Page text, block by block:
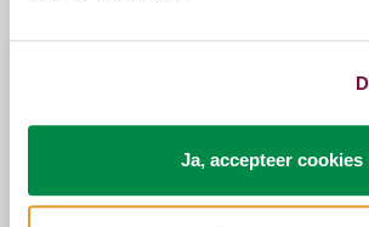
Ja, accepteer cookies